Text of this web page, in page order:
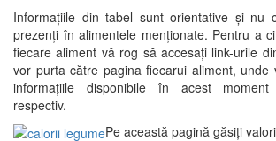
Informațiile din tabel sunt orientative și nu
prezenți în alimentele menționate. Pentru a
fiecare aliment vă rog să accesați link-urile
vor purta către pagina fiecarui aliment, unde
informațiile disponibile în acest moment
respectiv.
Pe această pagină găsiți